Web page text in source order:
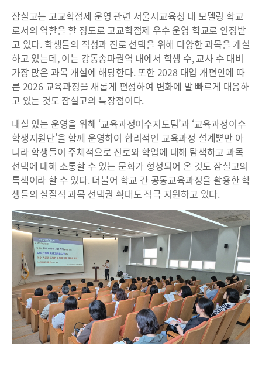
잠실고는 고교학점제 운영 관련 서울시교육청 내 모델링 학교
로서의 역할을 할 정도로 고교학점제 우수 운영 학교로 인정받
고 있다. 학생들의 적성과 진로 선택을 위해 다양한 과목을 개설
하고 있는데, 이는 강동송파권역 내에서 학생 수, 교사 수 대비
가장 많은 과목 개설에 해당한다. 또한 2028 대입 개편안에 따
른 2026 교육과정을 새롭게 편성하여 변화에 발 빠르게 대응하
고 있는 것도 잠실고의 특장점이다.
내실 있는 운영을 위해 ‘교육과정이수지도팀’과 ‘교육과정이수
학생지원단’을 함께 운영하여 합리적인 교육과정 설계뿐만 아
니라 학생들이 주체적으로 진로와 학업에 대해 탐색하고 과목
선택에 대해 소통할 수 있는 문화가 형성되어 온 것도 잠실고의
특색이라 할 수 있다. 더불어 학교 간 공동교육과정을 활용한 학
생들의 실질적 과목 선택권 확대도 적극 지원하고 있다.